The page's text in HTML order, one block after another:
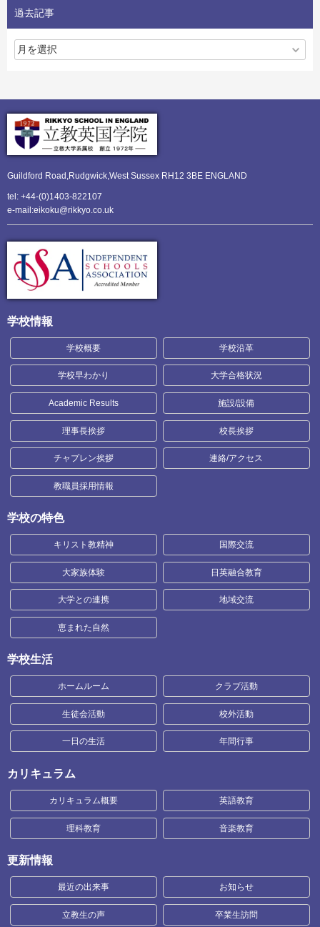
過去記事
Guildford Road,Rudgwick,West Sussex RH12 3BE ENGLAND
tel: +44-(0)1403-822107
e-mail:eikoku@rikkyo.co.uk
学校情報
学校概要 学校沿革
学校早わかり 大学合格状況
Academic Results 施設/設備
理事長挨拶 校長挨拶
チャプレン挨拶 連絡/アクセス
教職員採用情報
学校の特色
キリスト教精神 国際交流
大家族体験 日英融合教育
大学との連携 地域交流
恵まれた自然
学校生活
ホームルーム クラブ活動
生徒会活動 校外活動
一日の生活 年間行事
カリキュラム
カリキュラム概要 英語教育
理科教育 音楽教育
更新情報
最近の出来事 お知らせ
立教生の声 卒業生訪問